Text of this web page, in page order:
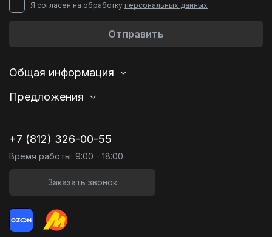
Я согласен на обработку персональных данных
Отправить
Общая информация
Предложения
+7 (812) 326-00-55
Время работы: 9:00 - 18:00
Заказать звонок